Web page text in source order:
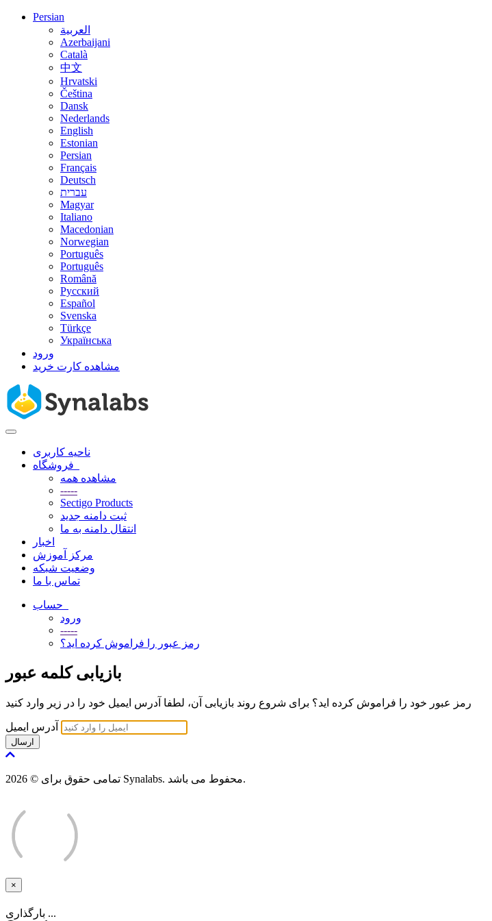
Persian
العربية
Azerbaijani
Català
中文
Hrvatski
Čeština
Dansk
Nederlands
English
Estonian
Persian
Français
Deutsch
עברית
Magyar
Italiano
Macedonian
Norwegian
Português
Português
Română
Русский
Español
Svenska
Türkçe
Українська
ورود
مشاهده کارت خرید
تغییر
ناوبریناحیه کاربری
مشاهده همه
-----
Sectigo Products
ثبت دامنه جدید
انتقال دامنه به ما
اخبار
مرکز آموزش
وضعیت شبکه
تماس با ما
ورود
-----
رمز عبور را فراموش کرده اید؟
بازیابی کلمه عبور
رمز عبور خود را فراموش کرده اید؟ برای شروع روند بازیابی آن، لطفا آدرس ایمیل خود را در زیر وارد کنید
آدرس ایمیل
ارسال
تمامی حقوق برای © 2026 Synalabs. محفوط می باشد.
×
بستن
بارگذاری ...